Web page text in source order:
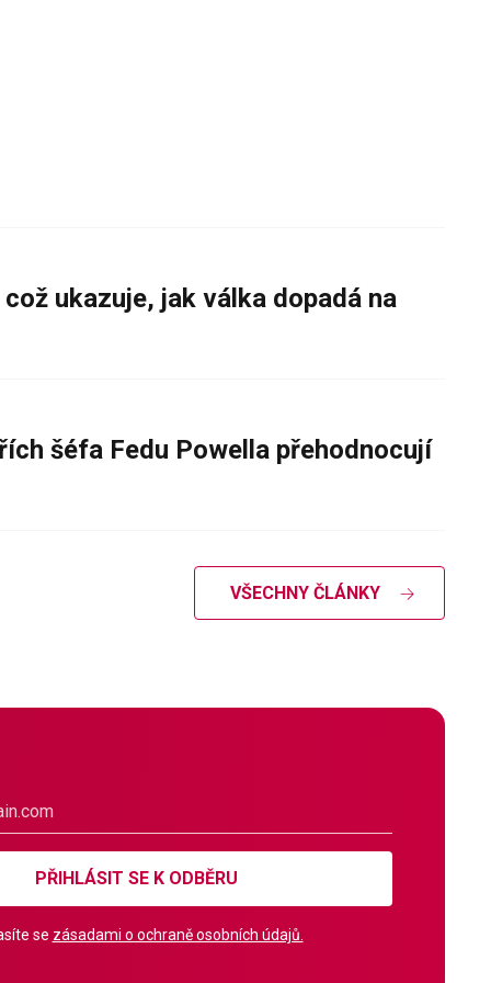
ukazuje, jak válka dopadá na
šéfa Fedu Powella přehodnocují
VŠECHNY ČLÁNKY
PŘIHLÁSIT SE K ODBĚRU
se zásadami o ochraně osobních údajů.